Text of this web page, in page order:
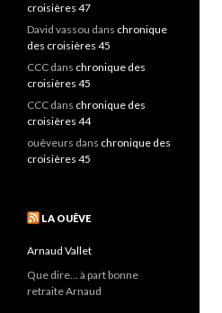
croisières 47
David vassou dans chronique
des croisières 45
CCC dans chronique des
croisières 45
CCC dans chronique des
croisières 44
ouêveurs dans chronique des
croisières 45
LA OUÊVE
Arnaud Vallet
Que dire… à part bonne
retraite Arnaud